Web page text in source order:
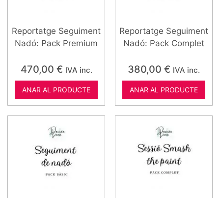
Reportatge Seguiment
Nadó: Pack Premium
470,00 € IVA inc.
ANAR AL PRODUCTE
Reportatge Seguiment
Nadó: Pack Complet
380,00 € IVA inc.
ANAR AL PRODUCTE